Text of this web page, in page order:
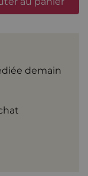
demain